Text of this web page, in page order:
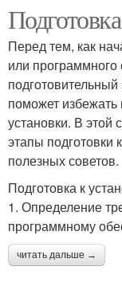
Перед тем, как
или
поможет
установки. В
этапы подготовки
полезных советов.
Подготовка к
1. Определение
программному
читать дальше →